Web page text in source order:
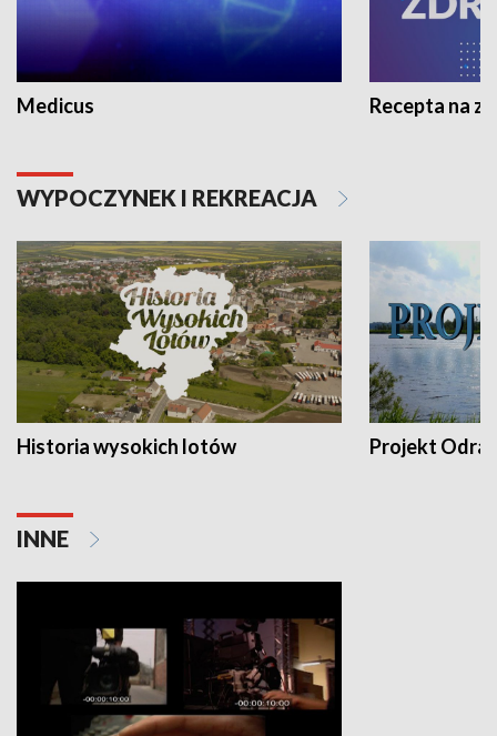
Medicus Recepta na
WYPOCZYNEK I REKREACJA
Historia wysokich lotów Projekt Odra
INNE